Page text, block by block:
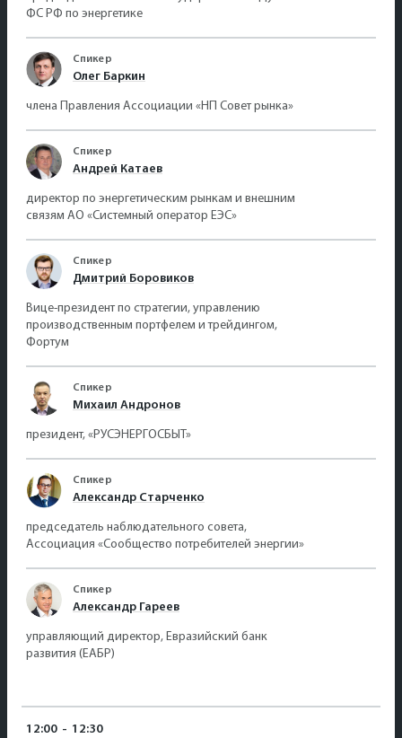
ФС РФ по энергетике
Спикер
Олег Баркин
члена Правления Ассоциации «НП Совет рынка»
Спикер
Андрей Катаев
директор по энергетическим рынкам и внешним
связям АО «Системный оператор ЕЭС»
Спикер
Дмитрий Боровиков
Вице-президент по стратегии, управлению
производственным портфелем и трейдингом,
Фортум
Спикер
Михаил Андронов
президент, «РУСЭНЕРГОСБЫТ»
Спикер
Александр Старченко
председатель наблюдательного совета,
Ассоциация «Сообщество потребителей энергии»
Спикер
Александр Гареев
управляющий директор, Евразийский банк
развития (ЕАБР)
12:00 - 12:30